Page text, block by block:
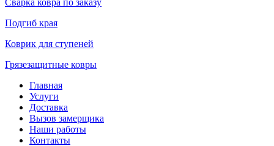
Сварка ковра по заказу
Подгиб края
Коврик для ступеней
Грязезащитные ковры
Главная
Услуги
Доставка
Вызов замерщика
Наши работы
Контакты